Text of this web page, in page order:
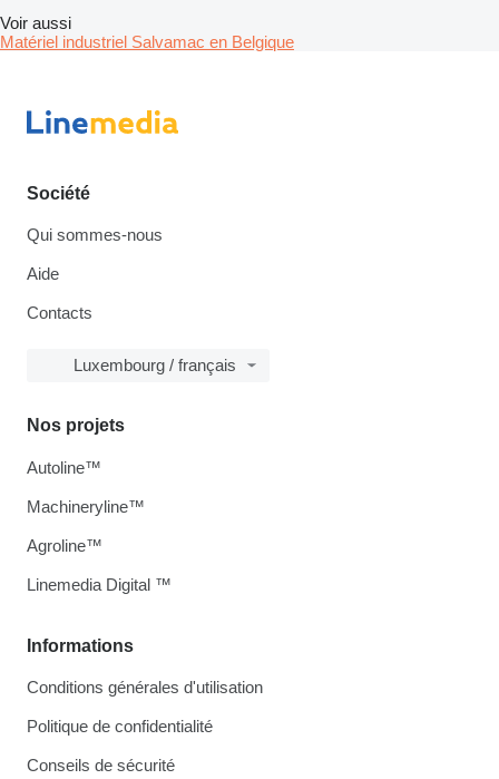
Voir aussi
Matériel industriel Salvamac en Belgique
Société
Qui sommes-nous
Aide
Contacts
Luxembourg / français
Informations
Conditions générales d'utilisation
Politique de confidentialité
Conseils de sécurité
Nos projets
Autoline™
Machineryline™
Agroline™
Linemedia Digital ™